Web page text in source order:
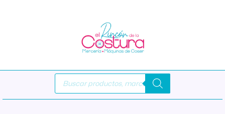
Búsqueda
productos